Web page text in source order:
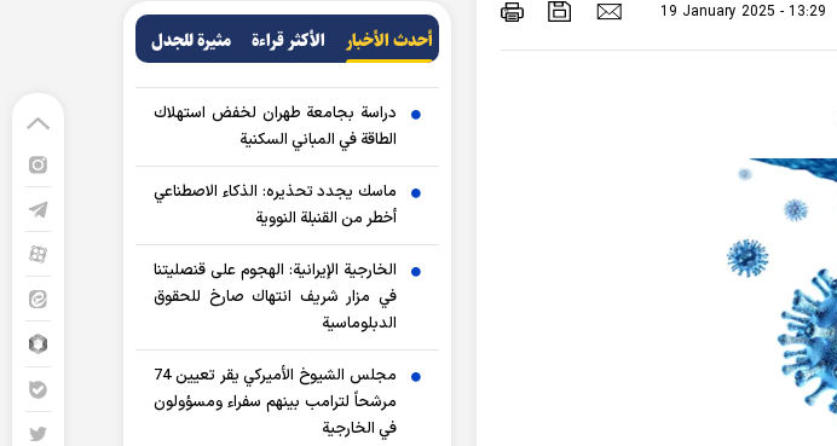
19 January 2025 - 13:29
أحدث الأخبار الأکثر قراءة مثيرة للجدل
دراسة بجامعة طهران لخفض استهلاك
الطاقة في المباني السكنية
ماسك يجدد تحذيره: الذكاء الاصطناعي
أخطر من القنبلة النووية
الخارجية الإيرانية: الهجوم على قنصليتنا
في مزار شريف انتهاك صارخ للحقوق
الدبلوماسية
مجلس الشيوخ الأميركي يقر تعيين 74
مرشحاً لترامب بينهم سفراء ومسؤولون
في الخارجية